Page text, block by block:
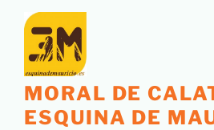
MORAL DE
ESQUINA DE